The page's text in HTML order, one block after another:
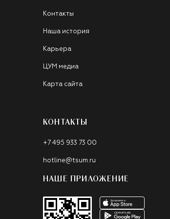
Контакты
Наша история
Карьера
ЦУМ медиа
Карта сайта
КОНТАКТЫ
+7 495 933 73 00
hotline@tsum.ru
НАШЕ ПРИЛОЖЕНИЕ